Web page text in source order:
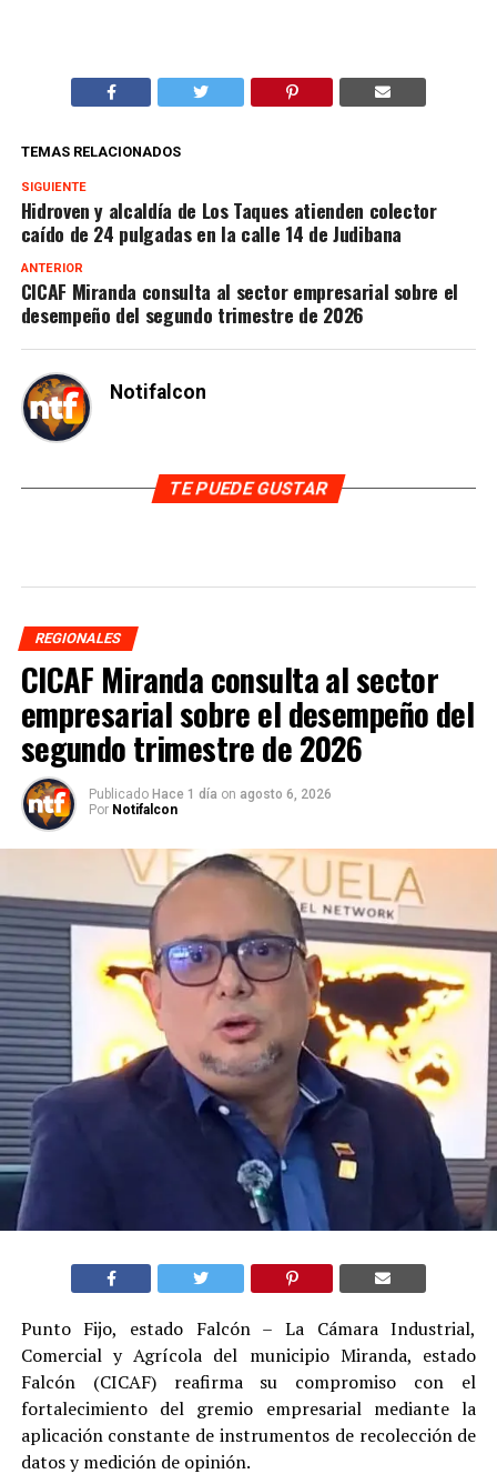
TEMAS RELACIONADOS
SIGUIENTE
Hidroven y alcaldía de Los Taques atienden colector
caído de 24 pulgadas en la calle 14 de Judibana
ANTERIOR
CICAF Miranda consulta al sector empresarial sobre el
desempeño del segundo trimestre de 2026
Notifalcon
TE PUEDE GUSTAR
REGIONALES
CICAF Miranda consulta al sector
empresarial sobre el desempeño del
segundo trimestre de 2026
Publicado Hace 1 día on agosto 6, 2026
Por Notifalcon
Punto Fijo, estado Falcón – La Cámara Industrial,
Comercial y Agrícola del municipio Miranda, estado
Falcón (CICAF) reafirma su compromiso con el
fortalecimiento del gremio empresarial mediante la
aplicación constante de instrumentos de recolección de
datos y medición de opinión.